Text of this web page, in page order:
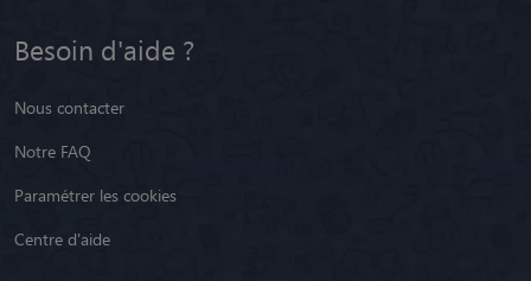
Besoin d'aide ?
Nous contacter
Notre FAQ
Paramétrer les cookies
Centre d'aide